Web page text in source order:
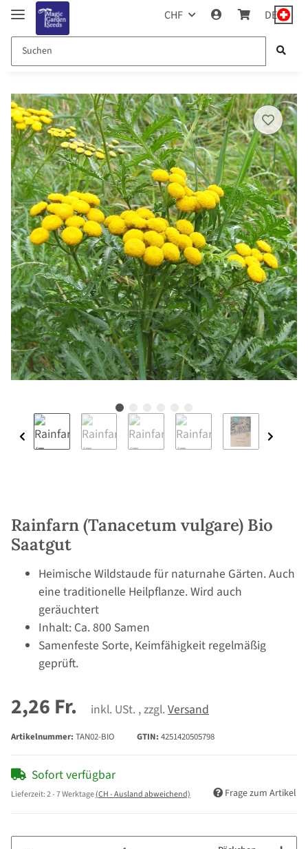
CHF DE
Rainfarn (Tanacetum vulgare) Bio
Saatgut
Heimische Wildstaude für naturnahe Gärten. Auch
eine traditionelle Heilpflanze. Wird auch
geräuchtert
Inhalt: Ca. 800 Samen
Samenfeste Sorte, Keimfähigkeit regelmäßig
geprüft.
2,26 Fr. inkl. USt. , zzgl. Versand
Artikelnummer: TAN02-BIO GTIN: 4251420505798
Sofort verfügbar
Lieferzeit:2 - 7 Werktage(CH - Ausland abweichend) Frage zum Artikel